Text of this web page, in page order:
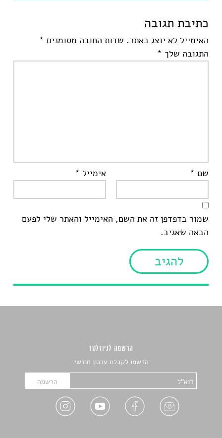
כתיבת תגובה
האימייל לא יוצג באתר. שדות החובה מסומנים *
התגובה שלך *
שם * אימייל *
שמור בדפדפן זה את השם, האימייל והאתר שלי לפעם
הבאה שאגיב.
הרשמה לניוזלטר
הרשמו לקבלת עדכון חודשי